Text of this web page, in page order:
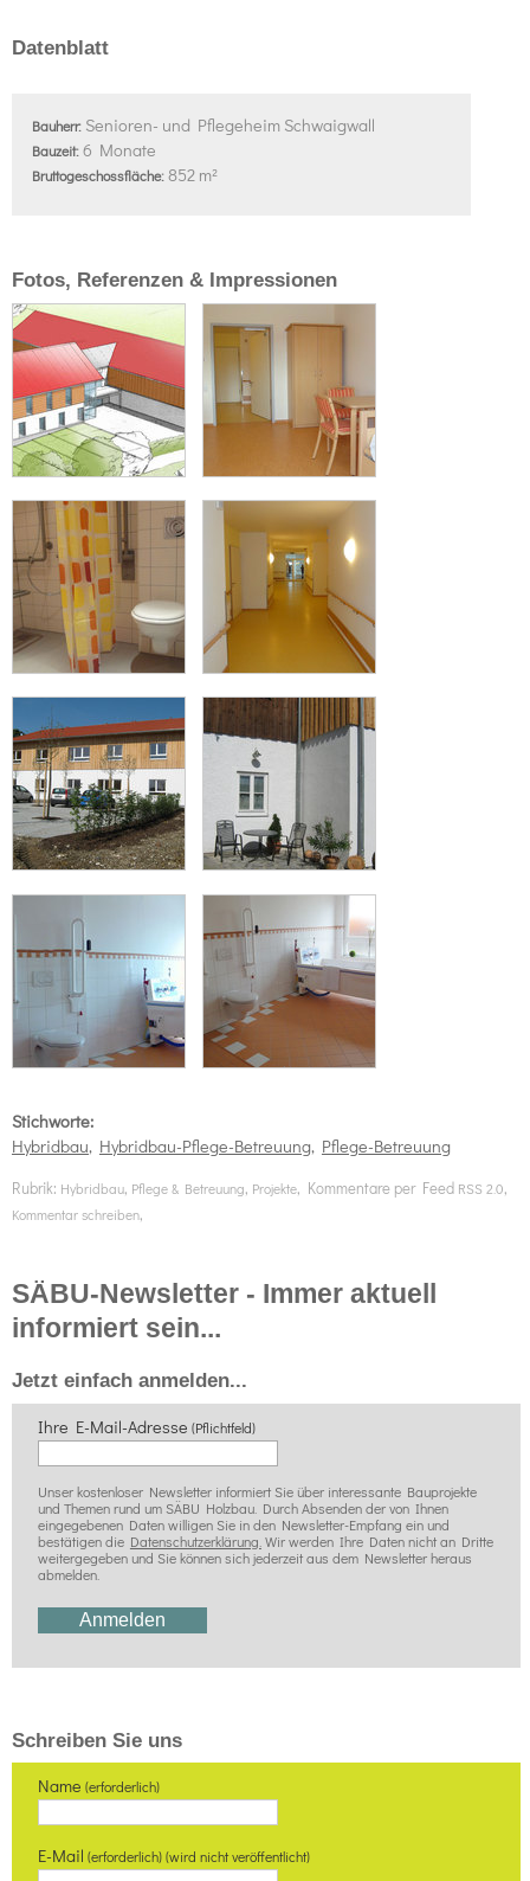
Datenblatt
Bauherr:Senioren- und Pflegeheim Schwaigwall
Bauzeit:6 Monate
Bruttogeschossfläche:852 m²
Fotos, Referenzen & Impressionen
Stichworte:
Hybridbau, Hybridbau-Pflege-Betreuung, Pflege-Betreuung
Rubrik: Hybridbau, Pflege & Betreuung, Projekte, Kommentare per Feed RSS 2.0,
Kommentar schreiben,
SÄBU-Newsletter - Immer aktuell
informiert sein...
Jetzt einfach anmelden...
Ihre E-Mail-Adresse (Pflichtfeld)
Unser kostenloser Newsletter informiert Sie über interessante Bauprojekte
und Themen rund um SÄBU Holzbau. Durch Absenden der von Ihnen
eingegebenen Daten willigen Sie in den Newsletter-Empfang ein und
bestätigen die Datenschutzerklärung. Wir werden Ihre Daten nicht an Dritte
weitergegeben und Sie können sich jederzeit aus dem Newsletter heraus
abmelden.
Schreiben Sie uns
Name (erforderlich)
E-Mail (erforderlich) (wird nicht veröffentlicht)